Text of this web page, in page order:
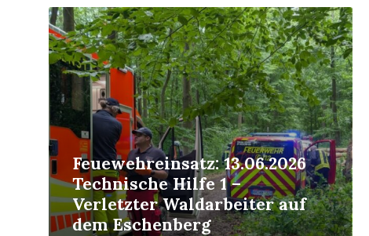
Feuewehreinsatz: 13.06.2026
Technische Hilfe 1 –
Verletzter Waldarbeiter auf
dem Eschenberg
Mehr
erfahren